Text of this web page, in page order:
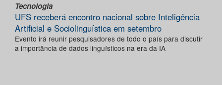
Tecnologia
UFS receberá encontro nacional sobre Inteligência
Artificial e Sociolinguística em setembro
Evento irá reunir pesquisadores de todo o país para discutir
a importância de dados linguísticos na era da IA